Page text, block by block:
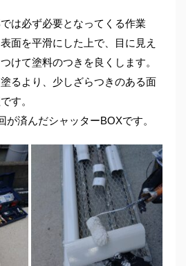
は必ず必要となってくる作業
面を平滑にした上で、目に見え
けて塗料のつきを良くします。
るより、少しざらつきのある面
す。
が済んだシャッターBOXです。